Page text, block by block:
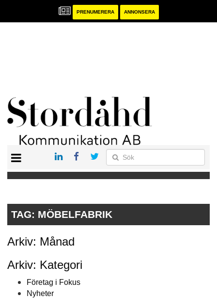
PRENUMERERA ANNONSERA
PUBLIKATIONER
TAG: MÖBELFABRIK
Arkiv: Månad
Arkiv: Kategori
Företag i Fokus
Nyheter